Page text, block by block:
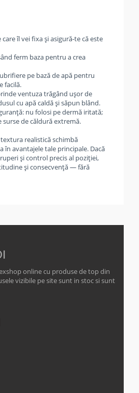
îl vei fixa și asigură-te că este
ferm baza pentru a crea
pe bază de apă pentru
facilă.
ventuza trăgând ușor de
cu apă caldă și săpun blând.
nu folosi pe dermă iritată;
surse de căldură extremă.
realistică schimbă
în avantajele tale principale. Dacă
și control precis al poziției,
și consecvență — fără
online cu produse de top din
vizibile pe site sunt in stoc si sunt